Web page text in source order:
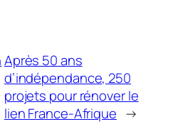
Après 50 ans
d’indépendance, 250
projets pour rénover le
lien France-Afrique →